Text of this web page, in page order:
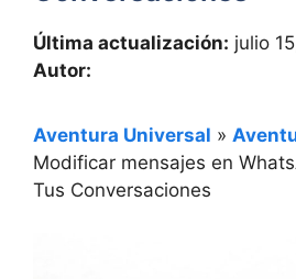
Última actualización: julio
Autor:
Aventura Universal »
Modificar mensajes en
Tus Conversaciones